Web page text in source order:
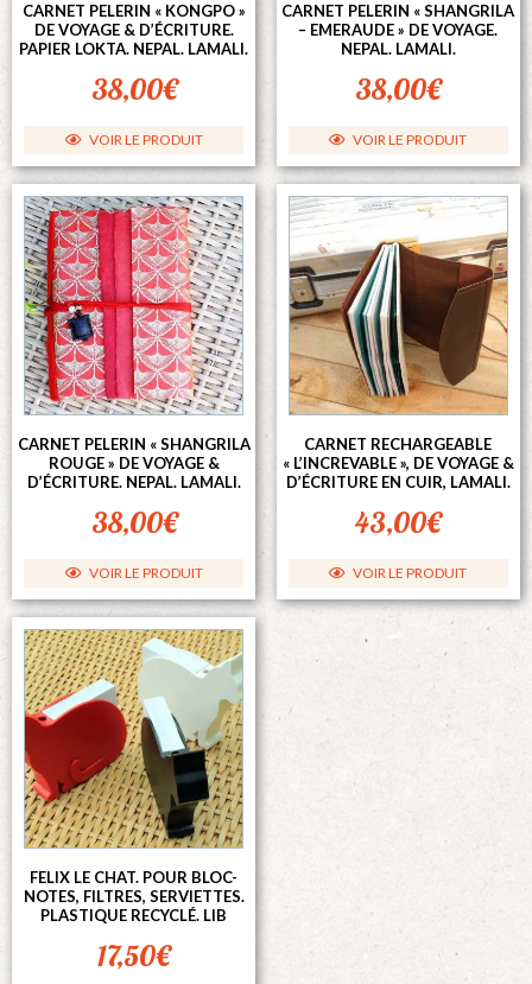
CARNET PELERIN « KONGPO »
DE VOYAGE & D’ÉCRITURE.
PAPIER LOKTA. NEPAL. LAMALI.
38,00€
VOIR LE PRODUIT
CARNET PELERIN « SHANGRILA
– EMERAUDE » DE VOYAGE.
NEPAL. LAMALI.
38,00€
VOIR LE PRODUIT
CARNET PELERIN « SHANGRILA
ROUGE » DE VOYAGE &
D’ÉCRITURE. NEPAL. LAMALI.
38,00€
VOIR LE PRODUIT
CARNET RECHARGEABLE
« L’INCREVABLE », DE VOYAGE &
D’ÉCRITURE EN CUIR, LAMALI.
43,00€
VOIR LE PRODUIT
FELIX LE CHAT. POUR BLOC-
NOTES, FILTRES, SERVIETTES.
PLASTIQUE RECYCLÉ. LIB
17,50€